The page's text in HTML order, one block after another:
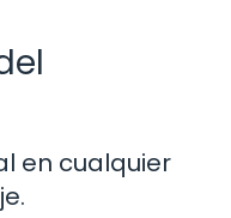
en cualquier